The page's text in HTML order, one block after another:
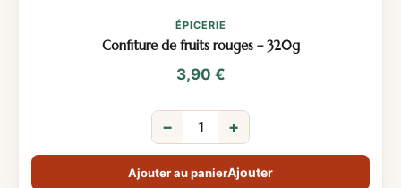
ÉPICERIE
Confiture de fruits rouges – 320g
3,90 €
− +
Ajouter au panier